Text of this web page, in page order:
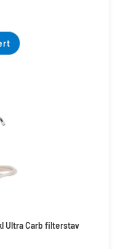
Ultra Carb filterstav